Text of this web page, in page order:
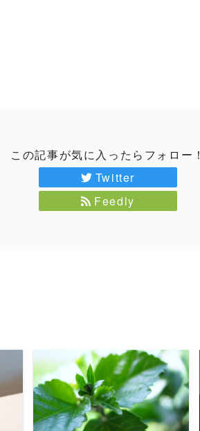
この記事が気に入ったらフォロー！
Twitter
Feedly
READ MORE